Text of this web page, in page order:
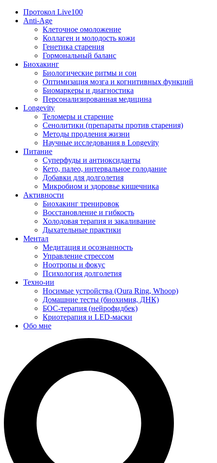
Протокол Live100
Anti-Age
Клеточное омоложение
Коллаген и молодость кожи
Генетика старения
Гормональный баланс
Биохакинг
Биологические ритмы и сон
Оптимизация мозга и когнитивных функций
Биомаркеры и диагностика
Персонализированная медицина
Longevity
Теломеры и старение
Сенолитики (препараты против старения)
Методы продления жизни
Научные исследования в Longevity
Питание
Суперфуды и антиоксиданты
Кето, палео, интервальное голодание
Добавки для долголетия
Микробиом и здоровье кишечника
Активности
Биохакинг тренировок
Восстановление и гибкость
Холодовая терапия и закаливание
Дыхательные практики
Ментал
Медитация и осознанность
Управление стрессом
Ноотропы и фокус
Психология долголетия
Техно-ии
Носимые устройства (Oura Ring, Whoop)
Домашние тесты (биохимия, ДНК)
БОС-терапия (нейрофидбек)
Криотерапия и LED-маски
Обо мне